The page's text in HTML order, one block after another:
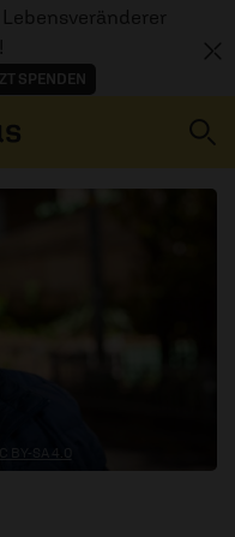
SPENDEN
BY-SA 4.0